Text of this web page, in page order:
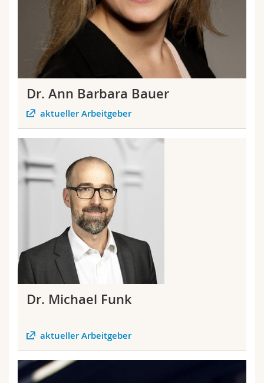
Math.-Nat. und Med. Fak.
Interfakultär
Mitarbeitende
Doktorierende
Webmail
Vorlesungsverzeichnis
MyUnifr
Dr. Ann Barbara Bauer
aktueller Arbeitgeber
Dr. Michael Funk
aktueller Arbeitgeber